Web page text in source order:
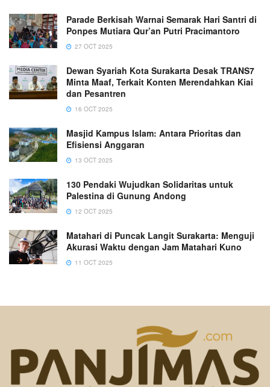
Parade Berkisah Warnai Semarak Hari Santri di
Ponpes Mutiara Qur’an Putri Pracimantoro
27 OCT 2025
Dewan Syariah Kota Surakarta Desak TRANS7
Minta Maaf, Terkait Konten Merendahkan Kiai
dan Pesantren
16 OCT 2025
Masjid Kampus Islam: Antara Prioritas dan
Efisiensi Anggaran
13 OCT 2025
130 Pendaki Wujudkan Solidaritas untuk
Palestina di Gunung Andong
12 OCT 2025
Matahari di Puncak Langit Surakarta: Menguji
Akurasi Waktu dengan Jam Matahari Kuno
11 OCT 2025